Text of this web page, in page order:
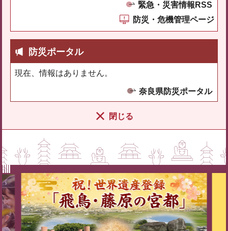
緊急・災害情報RSS
防災・危機管理ページ
防災ポータル
現在、情報はありません。
奈良県防災ポータル
閉じる